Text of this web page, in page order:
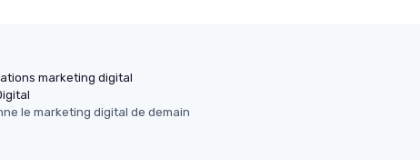
marketing digital
le marketing digital de demain